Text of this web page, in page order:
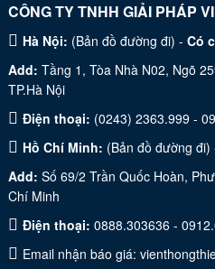
CÔNG TY TNHH GIẢI PHÁP
Hà Nội: (Bản đồ đường đi) - Có
Add: Tầng 1, Tòa Nhà N02, Ngõ
TP.Hà Nội
Điện thoại: (0243) 2363.999 -
Hồ Chí Minh: (Bản đồ đường đi)
Add: Số 69/2 Trần Quốc Hoàn,
Chí Minh
Điện thoại: 0888.303636 -
Email nhận báo giá: